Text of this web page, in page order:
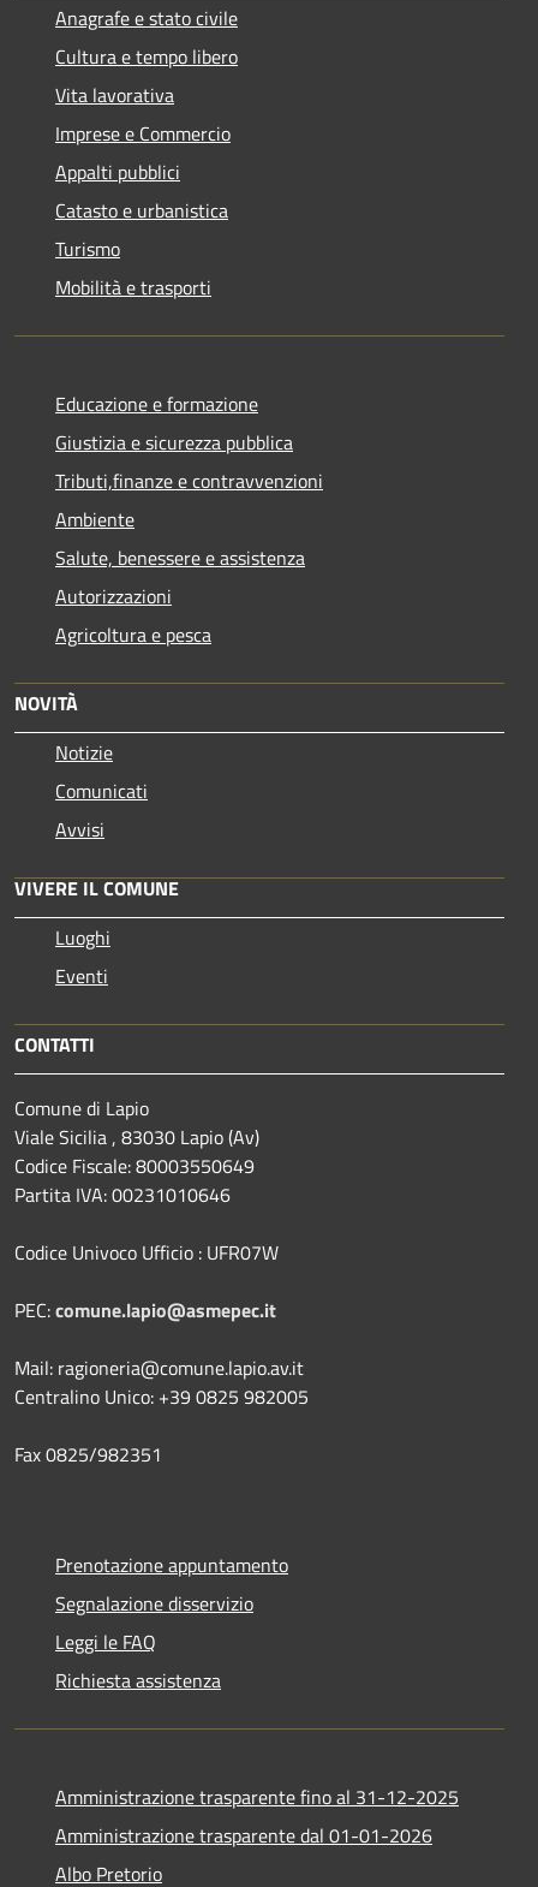
Anagrafe e stato civile
Cultura e tempo libero
Vita lavorativa
Imprese e Commercio
Appalti pubblici
Catasto e urbanistica
Turismo
Mobilità e trasporti
Educazione e formazione
Giustizia e sicurezza pubblica
Tributi,finanze e contravvenzioni
Ambiente
Salute, benessere e assistenza
Autorizzazioni
Agricoltura e pesca
NOVITÀ
Notizie
Comunicati
Avvisi
VIVERE IL COMUNE
Luoghi
Eventi
CONTATTI
Comune di Lapio
Viale Sicilia , 83030 Lapio (Av)
Codice Fiscale: 80003550649
Partita IVA: 00231010646
Codice Univoco Ufficio : UFR07W
PEC:comune.lapio@asmepec.it
Mail: ragioneria@comune.lapio.av.it
Centralino Unico: +39 0825 982005
Fax 0825/982351
Prenotazione appuntamento
Segnalazione disservizio
Leggi le FAQ
Richiesta assistenza
Amministrazione trasparente fino al 31-12-2025
Amministrazione trasparente dal 01-01-2026
Albo Pretorio